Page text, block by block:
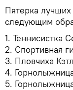
Пятерка
следующим
1. Теннисистка
2. Спортивная
3. Пловчиха
4.
5.